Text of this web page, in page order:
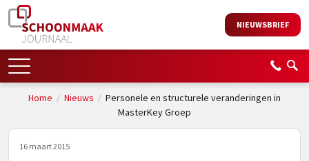
NIEUWSBRIEF
Home / Nieuws / Personele en structurele veranderingen in
MasterKey Groep
16 maart 2015